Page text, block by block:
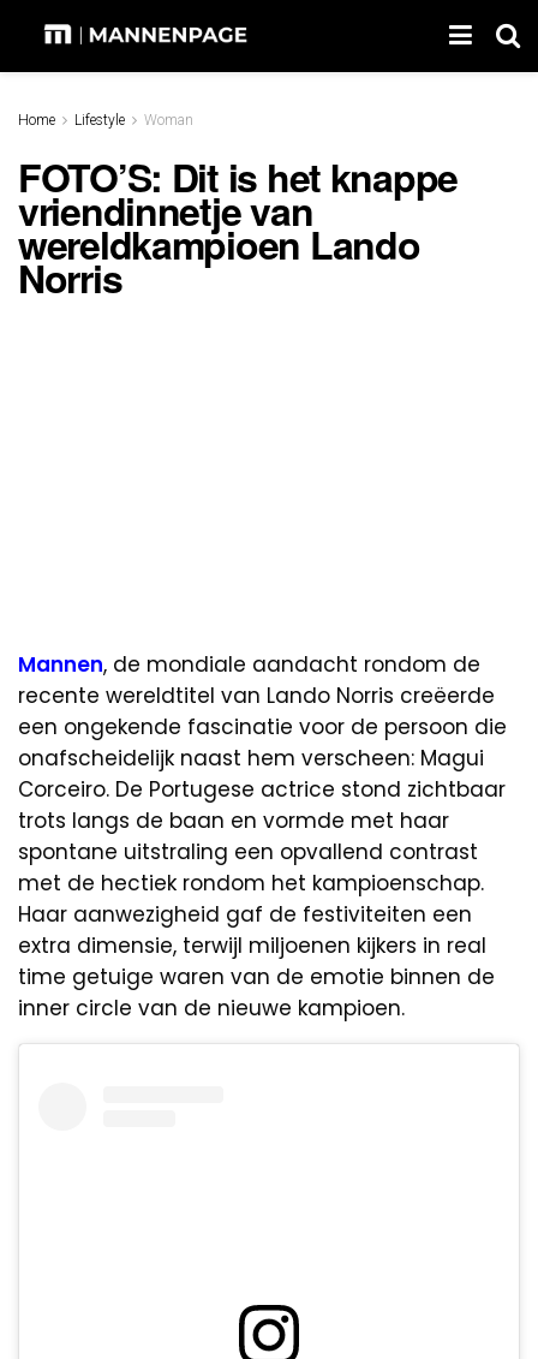
Home Lifestyle Woman
FOTO’S: Dit is het knappe
vriendinnetje van
wereldkampioen Lando
Norris
Mannen, de mondiale aandacht rondom de
recente wereldtitel van Lando Norris creëerde
een ongekende fascinatie voor de persoon die
onafscheidelijk naast hem verscheen: Magui
Corceiro. De Portugese actrice stond zichtbaar
trots langs de baan en vormde met haar
spontane uitstraling een opvallend contrast
met de hectiek rondom het kampioenschap.
Haar aanwezigheid gaf de festiviteiten een
extra dimensie, terwijl miljoenen kijkers in real
time getuige waren van de emotie binnen de
inner circle van de nieuwe kampioen.